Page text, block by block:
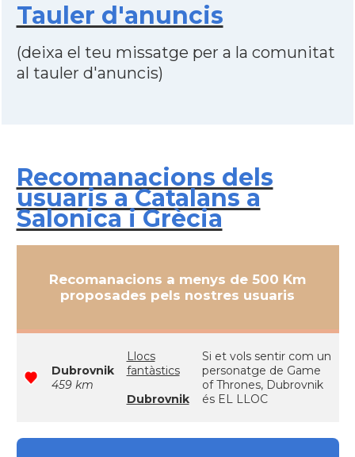
Tauler d'anuncis
(deixa el teu missatge per a la comunitat
al tauler d'anuncis)
Recomanacions dels
usuaris a Catalans a
Salonica i Grècia
Recomanacions a menys de 500 Km
proposades pels nostres usuaris
Dubrovnik
459 km
Llocs
fantàstics
Dubrovnik
Si et vols sentir com un
personatge de Game
of Thrones, Dubrovnik
és EL LLOC